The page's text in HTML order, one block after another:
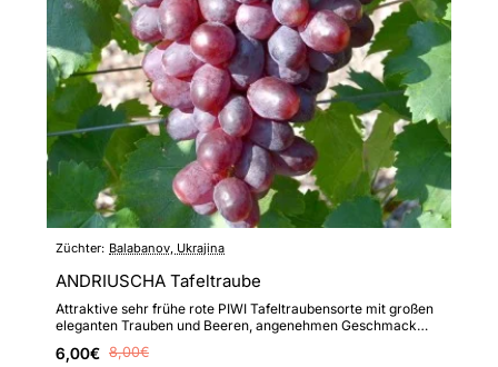
Züchter: Balabanov, Ukrajina
ANDRIUSCHA Tafeltraube
Attraktive sehr frühe rote PIWI Tafeltraubensorte mit großen
eleganten Trauben und Beeren, angenehmen Geschmack
6,00€ 8,00€